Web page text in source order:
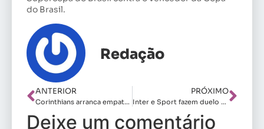
do Brasil.
Redação
ANTERIOR
Corinthians arranca empate nos descontos contra o RB Bragantino
PRÓXIMO
Inter e Sport fazem duelo pela reabilitação
Deixe um comentário